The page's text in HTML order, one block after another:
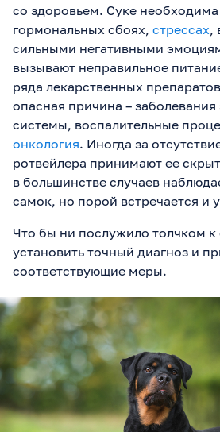
со здоровьем. Суке
гормональных сбоях, стрессах,
сильными негативными
вызывают неправильное
ряда лекарственных
опасная причина –
системы, воспалительные
онкология. Иногда за
ротвейлера принимают ее
в большинстве случаев
самок, но порой встречается и
Что бы ни послужило толчком
установить точный диагноз и
соответствующие меры.